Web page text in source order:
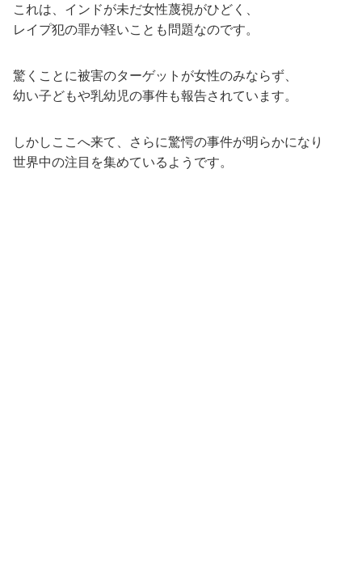
これは、インドが未だ女性蔑視がひどく、
レイプ犯の罪が軽いことも問題なのです。
驚くことに被害のターゲットが女性のみならず、
幼い子どもや乳幼児の事件も報告されています。
しかしここへ来て、さらに驚愕の事件が明らかになり
世界中の注目を集めているようです。